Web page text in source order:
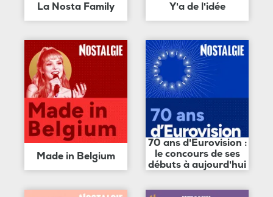
La Nosta Family Y'a de l'idée
Made in Belgium
70 ans d'Eurovision :
le concours de ses
débuts à aujourd'hui